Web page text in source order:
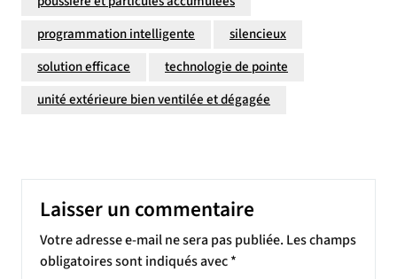
programmation intelligente
silencieux
solution efficace
technologie de pointe
unité extérieure bien ventilée et dégagée
Laisser un commentaire
Votre adresse e-mail ne sera pas publiée. Les champs
obligatoires sont indiqués avec*